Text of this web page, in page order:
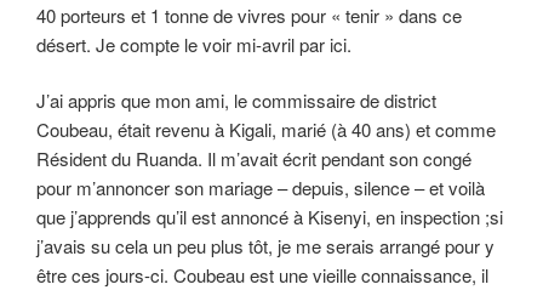
40 porteurs et 1 tonne de vivres pour « tenir » dans ce
désert. Je compte le voir mi-avril par ici.
J’ai appris que mon ami, le commissaire de district
Coubeau, était revenu à Kigali, marié (à 40 ans) et comme
Résident du Ruanda. Il m’avait écrit pendant son congé
pour m’annoncer son mariage – depuis, silence – et voilà
que j’apprends qu’il est annoncé à Kisenyi, en inspection ;si
j’avais su cela un peu plus tôt, je me serais arrangé pour y
être ces jours-ci. Coubeau est une vieille connaissance, il